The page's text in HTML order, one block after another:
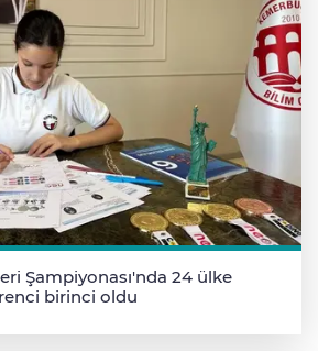
Şampiyonası'nda 24 ülke
birinci oldu